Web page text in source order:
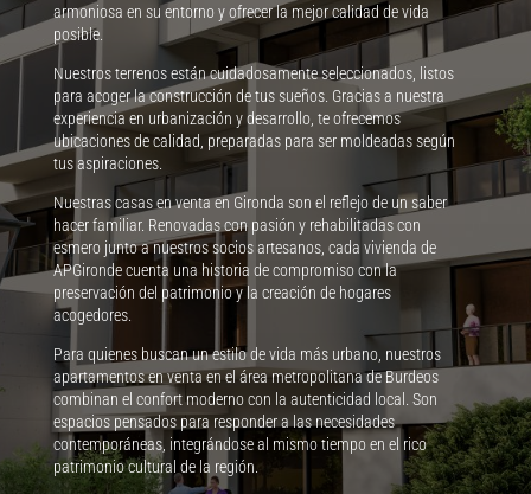
armoniosa en su entorno y ofrecer la mejor calidad de vida
posible.
Nuestros terrenos están cuidadosamente seleccionados, listos
para acoger la construcción de tus sueños. Gracias a nuestra
experiencia en urbanización y desarrollo, te ofrecemos
ubicaciones de calidad, preparadas para ser moldeadas según
tus aspiraciones.
Nuestras casas en venta en Gironda son el reflejo de un saber
hacer familiar. Renovadas con pasión y rehabilitadas con
esmero junto a nuestros socios artesanos, cada vivienda de
APGironde cuenta una historia de compromiso con la
preservación del patrimonio y la creación de hogares
acogedores.
Para quienes buscan un estilo de vida más urbano, nuestros
apartamentos en venta en el área metropolitana de Burdeos
combinan el confort moderno con la autenticidad local. Son
espacios pensados para responder a las necesidades
contemporáneas, integrándose al mismo tiempo en el rico
patrimonio cultural de la región.